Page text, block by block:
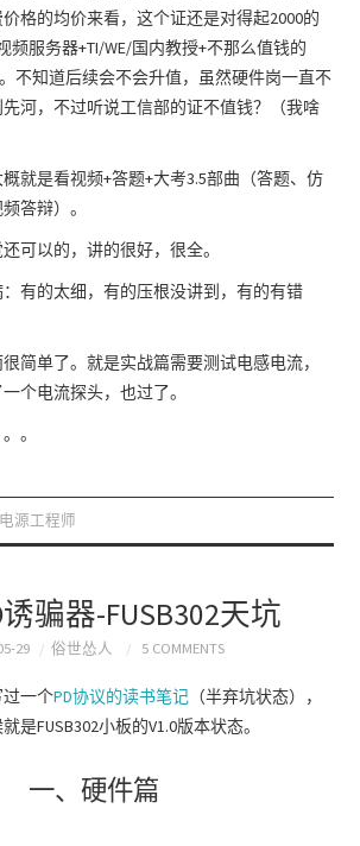
格的均价来看，这个证还是对得起2000的
频服务器+TI/WE/国内教授+不那么值钱的
不知道后续会不会升值，虽然硬件岗一直不
河，不过听说工信部的证不值钱？（我啥
就是看视频+答题+大考3.5部曲（答题、仿
答辩）。
可以的，讲的很好，很全。
有的太细，有的压根没讲到，有的有错
简单了。就是实战篇需要测试电感电流，
个电流探头，也过了。
。
电源工程师
骗器-FUSB302天坑
29 俗世怂人 5 COMMENTS
一个PD协议的读书笔记 （半弃坑状态），
是FUSB302小板的V1.0版本状态。
一、硬件篇